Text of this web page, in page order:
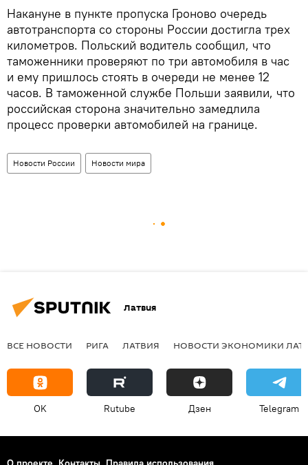
Накануне в пункте пропуска Гроново очередь
автотранспорта со стороны России достигла трех
километров. Польский водитель сообщил, что
таможенники проверяют по три автомобиля в час
и ему пришлось стоять в очереди не менее 12
часов. В таможенной службе Польши заявили, что
российская сторона значительно замедлила
процесс проверки автомобилей на границе.
Новости России Новости мира
Латвия
ВСЕ НОВОСТИ РИГА ЛАТВИЯ НОВОСТИ ЭКОНОМИКИ
OK Rutube Дзен Telegram